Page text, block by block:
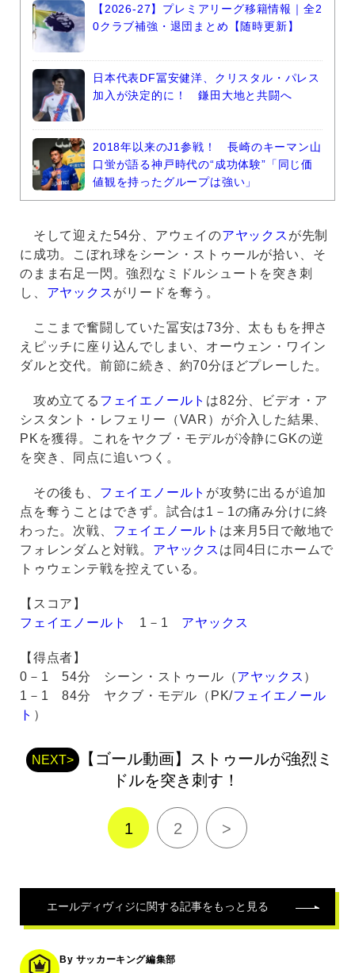
【2026-27】プレミアリーグ移籍情報｜全2
0クラブ補強・退団まとめ【随時更新】
日本代表DF冨安健洋、クリスタル・パレス
加入が決定的に！ 鎌田大地と共闘へ
2018年以来のJ1参戦！ 長崎のキーマン山
口蛍が語る神戸時代の“成功体験”「同じ価
値観を持ったグループは強い」
そして迎えた54分、アウェイのアヤックス が先制
に成功。こぼれ球をシーン・ストゥールが拾い、そ
のまま右足一閃。強烈なミドルシュートを突き刺
し、 アヤックス がリードを奪う。
ここまで奮闘していた冨安は73分、太ももを押さ
えピッチに座り込んでしまい、オーウェン・ワイン
ダルと交代。前節に続き、約70分ほどプレーした。
攻め立てる フェイエノールト は82分、ビデオ・ア
シスタント・レフェリー（VAR）が介入した結果、
PKを獲得。これをヤクブ・モデルが冷静にGKの逆
を突き、同点に追いつく。
その後も、 フェイエノールト が攻勢に出るが追加
点を奪うことはできず。試合は1－1の痛み分けに終
わった。次戦、 フェイエノールト は来月5日で敵地で
フォレンダムと対戦。 アヤックス は同4日にホームで
トゥウェンテ戦を控えている。
【スコア】
フェイエノールト
1－1 アヤックス
【得点者】
0－1 54分 シーン・ストゥール（アヤックス ）
1－1 84分 ヤクブ・モデル（PK/フェイエノール
ト ）
NEXT>
【ゴール動画】ストゥールが強烈ミ
ドルを突き刺す！
1 2 >
エールディヴィジに関する記事をもっと見る
By サッカーキング編集部